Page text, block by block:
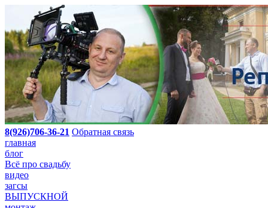
8(926)706-36-21 Обратная связь
главная
блог
Всё про свадьбу
видео
загсы
ВЫПУСКНОЙ